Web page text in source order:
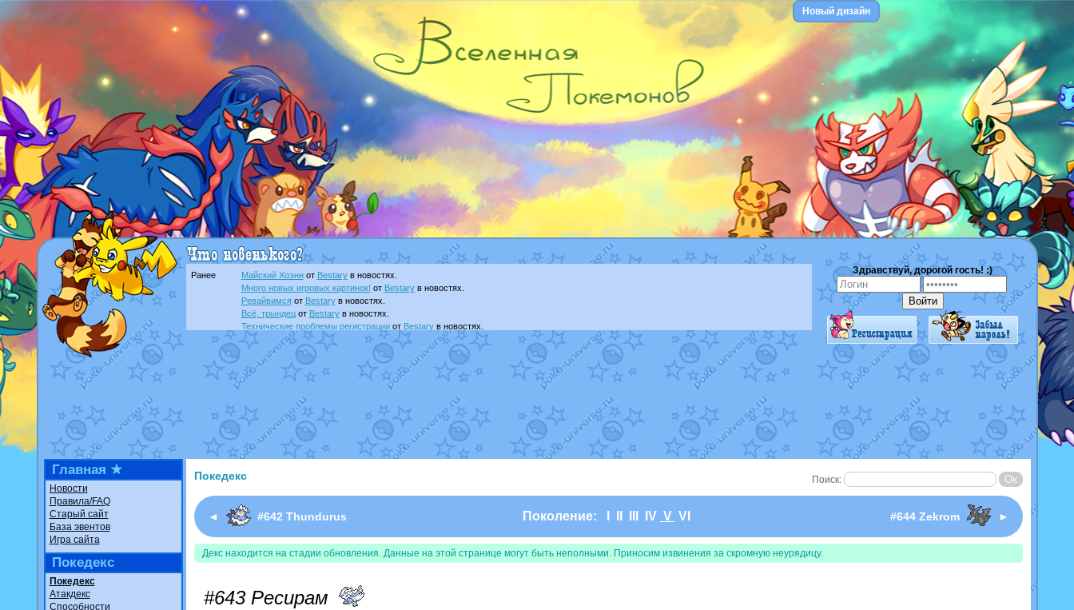
Новый дизайн
Ранее Майский Хоэннот Bestaryв новостях.
Много новых игровых картинок! от Bestaryв новостях.
Ревайвимсяот Bestaryв новостях.
Всё, трындецот Bestaryв новостях.
Технические проблемы регистрацииот Bestaryв новостях.
доброе утро славянеот Dakkuв фанарте.
Йолда и МимикьюотMavisNyanCat
в фанарте.
Недовольный котомангуст
отRandomon
в фанарте.
The Dark Wishmakerот Randomon
в фанарте.
в фанарте.
ilovearceus
Raging Boltот GraceDaFox
в фанарте.
Shadow mismagiusот
в фанарте.
художник
отvicavica в фанарте.
Здравствуй, дорогой гость! :)
Главная ★
Новости
Правила/FAQ
Старый сайт
База эвентов
Игра сайта
Покедекс
Покедекс
Атакдекс
Способности
Поиск:
Покедекс
◄ #642 Thundurus Поколение: IV V VI #644 Zekrom ►
Декс находится на стадии обновления. Данные на этой странице могут быть неполными. Приносим извинения за скромную неурядицу.
#643 Ресирам